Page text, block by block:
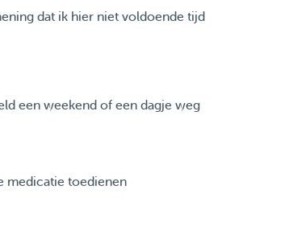
dat ik hier niet voldoende tijd
een weekend of een dagje weg
mits in overleg met u uw hond los
medicatie toedienen